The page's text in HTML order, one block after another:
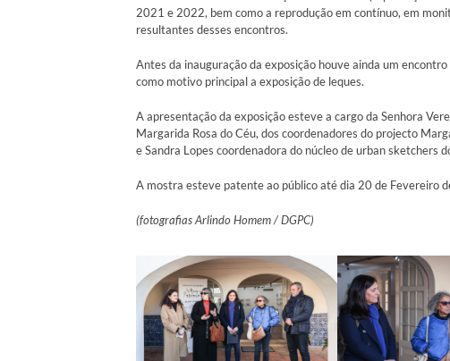
2021 e 2022, bem como a reprodução em contínuo, em
resultantes desses encontros.
Antes da inauguração da exposição houve ainda um
como motivo principal a exposição de leques.
A apresentação da exposição esteve a cargo da Senhora
Margarida Rosa do Céu, dos coordenadores do projecto
e Sandra Lopes coordenadora do núcleo de urban sketchers
A mostra esteve patente ao público até dia 20 de Fevereiro
(fotografias Arlindo Homem / DGPC)